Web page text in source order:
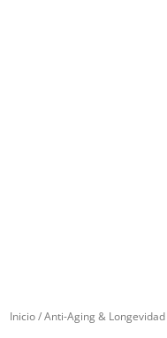
Inicio/Anti-Aging & Longevidad